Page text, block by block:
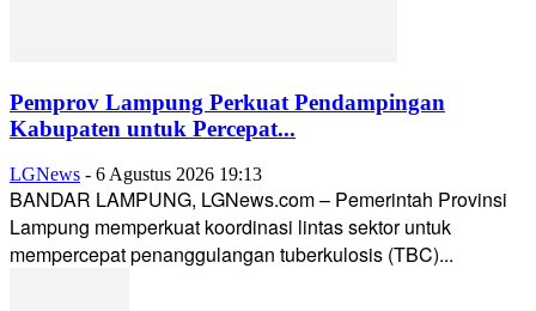
Pemprov Lampung Perkuat Pendampingan
Kabupaten untuk Percepat...
LGNews - 6 Agustus 2026 19:13
BANDAR LAMPUNG, LGNews.com – Pemerintah Provinsi
Lampung memperkuat koordinasi lintas sektor untuk
mempercepat penanggulangan tuberkulosis (TBC)...